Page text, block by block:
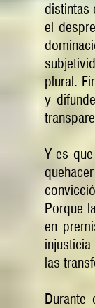
distintas
el
plural.
y
Y es
Porque
en
las